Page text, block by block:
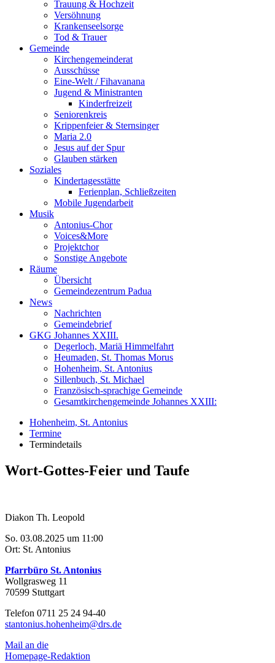
Trauung & Hochzeit
Versöhnung
Krankenseelsorge
Tod & Trauer
Gemeinde
Kirchengemeinderat
Ausschüsse
Eine-Welt / Fihavanana
Jugend & Ministranten
Kinderfreizeit
Seniorenkreis
Krippenfeier & Sternsinger
Maria 2.0
Jesus auf der Spur
Glauben stärken
Soziales
Kindertagesstätte
Ferienplan, Schließzeiten
Mobile Jugendarbeit
Musik
Antonius-Chor
Voices&More
Projektchor
Sonstige Angebote
Räume
Übersicht
Gemeindezentrum Padua
News
Nachrichten
Gemeindebrief
GKG Johannes XXIII.
Degerloch, Mariä Himmelfahrt
Heumaden, St. Thomas Morus
Hohenheim, St. Antonius
Sillenbuch, St. Michael
Französisch-sprachige Gemeinde
Gesamtkirchengemeinde Johannes XXIII:
Hohenheim, St. Antonius
Termine
Termindetails
Wort-Gottes-Feier und Taufe
Diakon Th. Leopold
So. 03.08.2025 um 11:00
Ort: St. Antonius
Pfarrbüro St. Antonius
Wollgrasweg 11
70599 Stuttgart
Telefon 0711 25 24 94-40
stantonius.hohenheim@drs.de
Mail an die
Homepage-Redaktion